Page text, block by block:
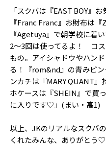
「スクバは『EAST BOY』
『Franc Franc』お財布は
『Agetuya』で朝学校に着
2〜3回は使ってるよ！ コ
もの。アイシャドウやハン
る！『rom&nd』の青みピ
ンカチは『MARY QUANT
ホケースは『SHEIN』で買
に入りです♡」(まい・高1)
以上、JKのリアルなスクバ
くれたみんな、ありがとう♡